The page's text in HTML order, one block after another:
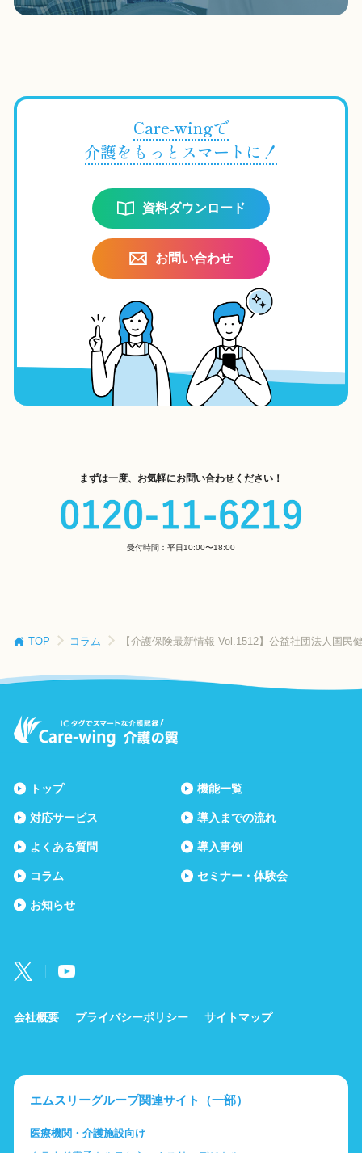
Care-wingで
介護をもっとスマートに！
資料ダウンロード
お問い合わせ
まずは一度、お気軽にお問い合わせください！
受付時間：平日10:00〜18:00
TOP コラム 【介護保険最新情報 Vol.1512】公益社団法人国
トップ 機能一覧
対応サービス 導入までの流れ
よくある質問 導入事例
コラム セミナー・体験会
お知らせ
会社概要 プライバシーポリシー サイトマップ
エムスリーグループ関連サイト（一部）
医療機関・介護施設向け